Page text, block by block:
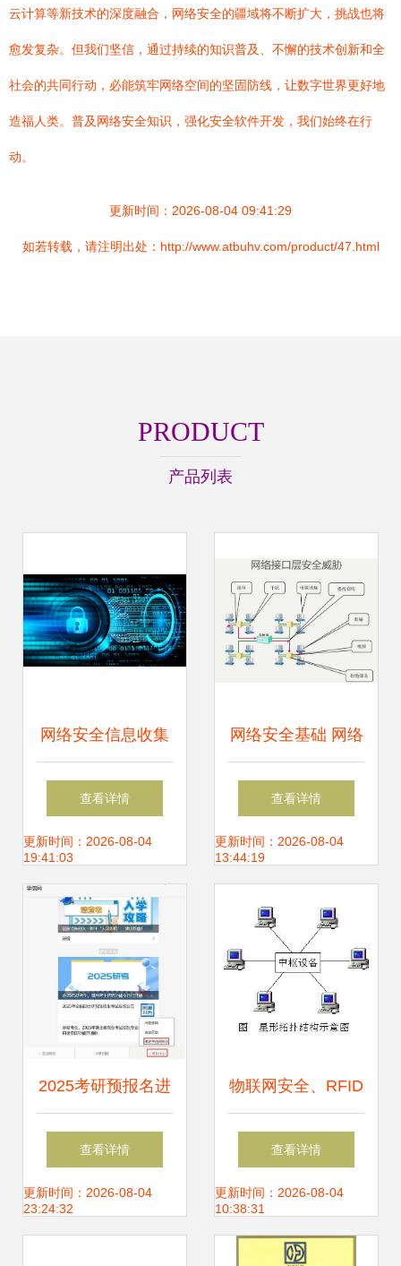
云计算等新技术的深度融合，网络安全的疆域将不断扩大，挑战也将
愈发复杂。但我们坚信，通过持续的知识普及、不懈的技术创新和全
社会的共同行动，必能筑牢网络空间的坚固防线，让数字世界更好地
造福人类。普及网络安全知识，强化安全软件开发，我们始终在行
动。
更新时间：2026-08-04 09:41:29
如若转载，请注明出处：http://www.atbuhv.com/product/47.html
PRODUCT
产品列表
网络安全信息收集
知识大总结 从防护
到开发实践
查看详情
更新时间：2026-08-04
19:41:03
网络安全基础 网络
协议与安全威胁在
软件开发中的核心
查看详情
更新时间：2026-08-04
13:44:19
2025考研预报名进
行中 这11个事项与
网络信息安全软件
查看详情
更新时间：2026-08-04
23:24:32
物联网安全、RFID
原理与网络信息安
全技术详解
查看详情
更新时间：2026-08-04
10:38:31